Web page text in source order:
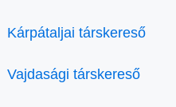
Kárpátaljai társkereső
Vajdasági társkereső